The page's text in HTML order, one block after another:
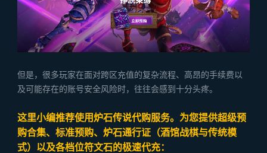
但是，很多玩家在面对跨区充值的复杂流程、高昂的手续费以
及可能存在的账号安全风险时，往往会感到十分头疼。
这里小编推荐使用炉石传说代购服务。为您提供超级预
购合集、标准预购、炉石通行证（酒馆战棋与传统模
式）以及各档位符文石的极速代充：